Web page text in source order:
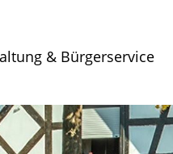
& Bürgerservice